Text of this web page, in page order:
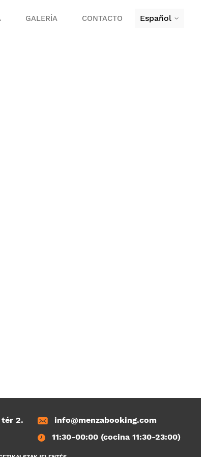
GALERÍA CONTACTO Español
tér 2.
info@menzabooking.com
11:30-00:00 (cocina 11:30-23:00)